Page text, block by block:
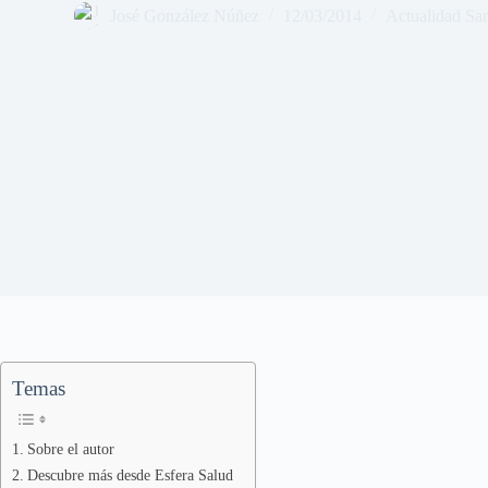
Temas
Sobre el autor
Descubre más desde Esfera Salud